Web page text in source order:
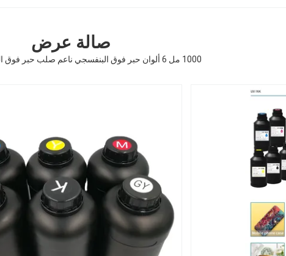
صالة عرض
1000 مل 6 ألوان حبر فوق البنفسجي ناعم صلب حبر فوق البنفسجي للطباعة